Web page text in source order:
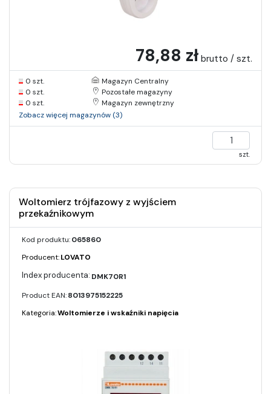
78,88 zł brutto / szt.
0 szt.
Magazyn Centralny
0 szt.
Pozostałe magazyny
0 szt.
Magazyn zewnętrzny
Zobacz więcej magazynów (3)
szt.
Woltomierz trójfazowy z wyjściem
przekaźnikowym
Kod produktu:065860
Producent:LOVATO
DMK70R1
Product EAN:8013975152225
Kategoria:Woltomierze i wskaźniki napięcia